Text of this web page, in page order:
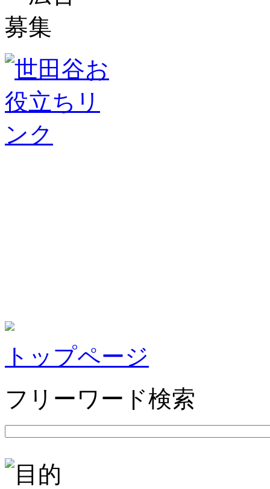
トップページ
フリーワード検索